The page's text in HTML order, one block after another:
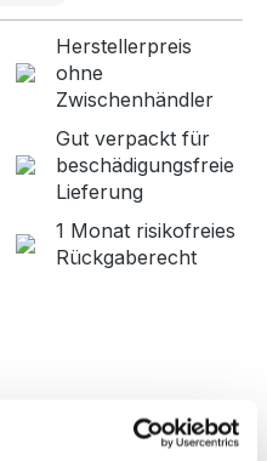
Herstellerpreis
ohne
Zwischenhändler
Gut verpackt für
beschädigungsfreie
Lieferung
1 Monat risikofreies
Rückgaberecht